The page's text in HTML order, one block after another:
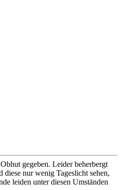
gegeben. Leider beherbergt
diese nur wenig Tageslicht sehen,
leiden unter diesen Umständen